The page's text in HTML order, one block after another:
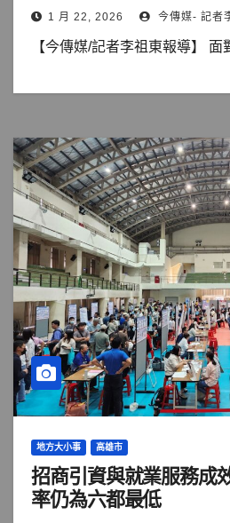
1 月 22, 2026 今傳媒- 記者
【今傳媒/記者李祖東報導】 面
地方大小事 高雄市
招商引資與就業服務成
率仍為六都最低